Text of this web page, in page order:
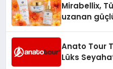
Mirabellix,
uzanan
Anato Tour
Lüks